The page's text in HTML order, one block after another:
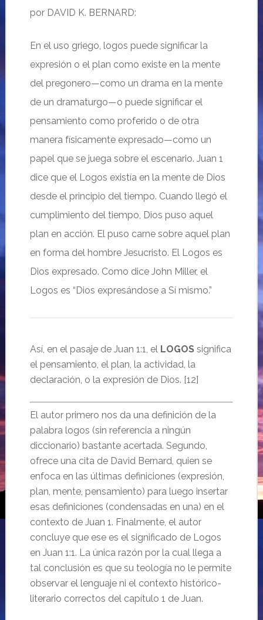
por DAVID K. BERNARD:
En el uso griego, logos puede significar la
expresión o el plan como existe en la mente
del pregonero—como un drama en la mente
de un dramaturgo—o puede significar el
pensamiento como proferido o de otra
manera físicamente expresado—como un
papel que se juega sobre el escenario. Juan 1
dice que el Logos existía en la mente de Dios
desde el principio del tiempo. Cuando llegó el
cumplimiento del tiempo, Dios puso aquel
plan en acción. El puso carne sobre aquel plan
en forma del hombre Jesucristo. El Logos es
Dios expresado. Como dice John Miller, el
Logos es “Dios expresándose a Sí mismo.”
Así, en el pasaje de Juan 1:1, el LOGOSsignifica
el pensamiento, el plan, la actividad, la
declaración, o la expresión de Dios. [12]
El autor primero nos da una definición de la
palabra logos (sin referencia a ningún
diccionario) bastante acertada. Segundo,
ofrece una cita de David Bernard, quien se
enfoca en las últimas definiciones (expresión,
plan, mente, pensamiento) para luego insertar
esas definiciones (condensadas en una) en el
contexto de Juan 1. Finalmente, el autor
concluye que ese es el significado de Logos
en Juan 1:1. La única razón por la cual llega a
tal conclusión es que su teología no le permite
observar el lenguaje ni el contexto histórico-
literario correctos del capítulo 1 de Juan.